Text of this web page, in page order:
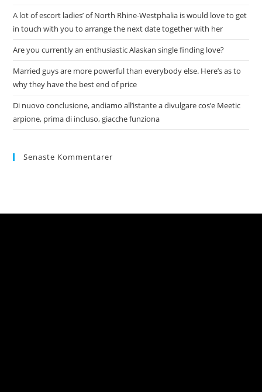
A lot of escort ladies’ of North Rhine-Westphalia is would love to get
in touch with you to arrange the next date together with her
Are you currently an enthusiastic Alaskan single finding love?
Married guys are more powerful than everybody else. Here’s as to
why they have the best end of price
Di nuovo conclusione, andiamo all’istante a divulgare cos’e Meetic
arpione, prima di incluso, giacche funziona
Senaste Kommentarer